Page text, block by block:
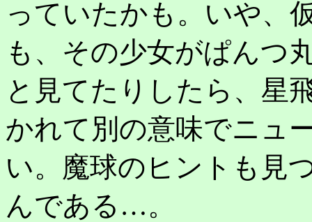
っていたかも。いや、
も、その少女がぱんつ
と見てたりしたら、星
かれて別の意味でニュ
い。魔球のヒントも見
んである…。